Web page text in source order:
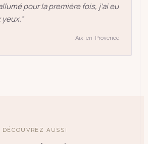
pour la première fois, j’ai eu
yeux.”
Aix-en-Provence
DÉCOUVREZ AUSSI